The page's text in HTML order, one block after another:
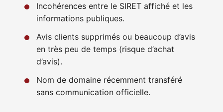
Incohérences entre le SIRET affiché et les
informations publiques.
Avis clients supprimés ou beaucoup d’avis
en très peu de temps (risque d’achat
d’avis).
Nom de domaine récemment transféré
sans communication officielle.